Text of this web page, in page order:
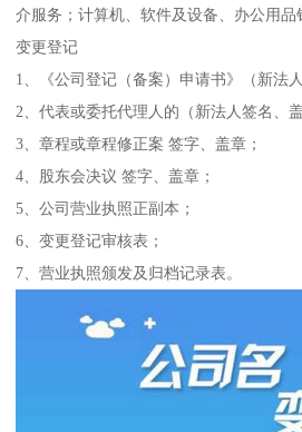
介服务；计算机、软件及设备、办公用品
变更登记
1、《公司登记（备案）申请书》（新法
2、代表或委托代理人的（新法人签名、
3、章程或章程修正案 签字、盖章；
4、股东会决议 签字、盖章；
5、公司营业执照正副本；
6、变更登记审核表；
7、营业执照颁发及归档记录表。